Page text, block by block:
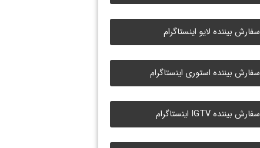
سفارش بیننده لایو اینستاگرام
سفارش بیننده استوری اینستاگرام
سفارش بیننده IGTV اینستاگرام